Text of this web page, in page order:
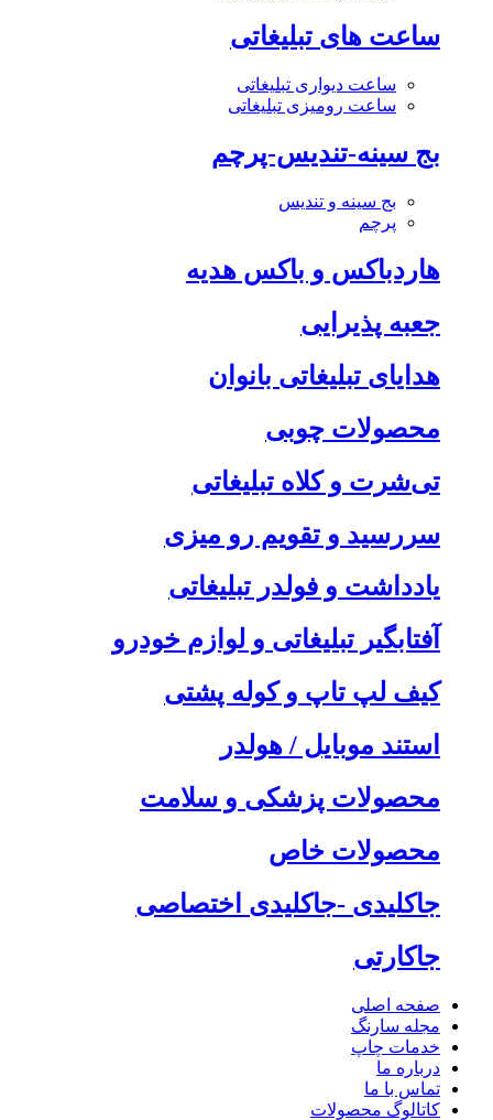
ساعت های تبلیغاتی
ساعت دیواری تبلیغاتی
ساعت رومیزی تبلیغاتی
بج سینه-تندیس-پرچم
بج سینه و تندیس
پرچم
هاردباکس و باکس هدیه
جعبه پذیرایی
هدایای تبلیغاتی بانوان
محصولات چوبی
تی‌شرت و کلاه تبلیغاتی
سررسید و تقویم رو میزی
یادداشت و فولدر تبلیغاتی
آفتابگیر تبلیغاتی و لوازم خودرو
کیف لپ تاپ و کوله پشتی
استند موبایل / هولدر
محصولات پزشکی و سلامت
محصولات خاص
جاکلیدی -جاکلیدی اختصاصی
جاکارتی
صفحه اصلی
مجله سارنگ
خدمات چاپ
درباره ما
تماس با ما
کاتالوگ محصولات